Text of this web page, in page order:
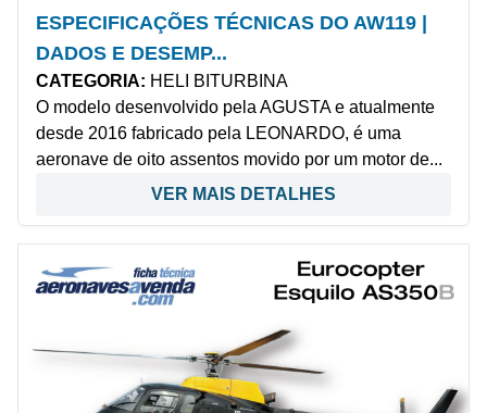
ESPECIFICAÇÕES TÉCNICAS DO AW119 |
DADOS E DESEMP...
CATEGORIA: HELI BITURBINA
O modelo desenvolvido pela AGUSTA e atualmente
desde 2016 fabricado pela LEONARDO, é uma
aeronave de oito assentos movido por um motor de...
VER MAIS DETALHES